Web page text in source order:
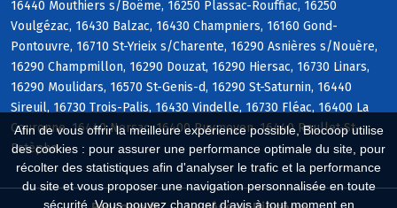
Afin de vous offrir la meilleure expérience possible, Biocoop utilise
des cookies : pour assurer une performance optimale du site, pour
récolter des statistiques afin d'analyser le trafic et la performance
du site et vous proposer une navigation personnalisée en toute
sécurité. Vous pouvez changer d'avis à tout moment en
16440 Mouthiers s/Boëme, 16250 Plassac-Rouffiac, 16250
Voulgézac, 16430 Balzac, 16430 Champniers, 16160 Gond-
Pontouvre, 16710 St-Yrieix s/Charente, 16290 Asnières s/Nouère,
16290 Champmillon, 16290 Douzat, 16290 Hiersac, 16730 Linars,
16290 Moulidars, 16570 St-Genis-d, 16290 St-Saturnin, 16440
Sireuil, 16730 Trois-Palis, 16430 Vindelle, 16730 Fléac, 16400 La
Couronne, 16440 Nersac, 16400 Puymoyen, 16440 Roullet-St-
Estèphe